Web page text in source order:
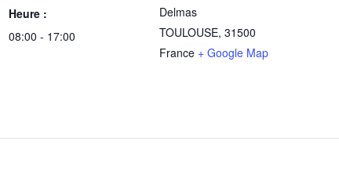
Heure :
08:00 - 17:00
Delmas
TOULOUSE, 31500
France + Google Map